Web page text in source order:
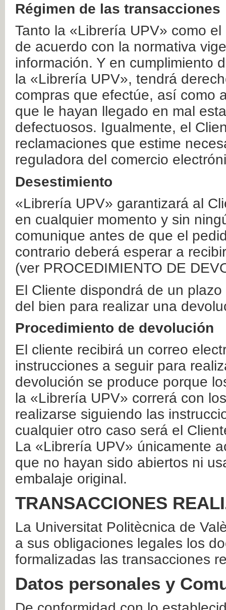
Régimen de las transacciones
Tanto la «Librería UPV» como
de acuerdo con la normativa
información. Y en cumplimiento
la «Librería UPV», tendrá
compras que efectúe, así como
que le hayan llegado en mal
defectuosos. Igualmente, el
reclamaciones que estime
reguladora del comercio
Desestimiento
«Librería UPV» garantizará al
en cualquier momento y sin
comunique antes de que el
contrario deberá esperar a
(ver PROCEDIMIENTO DE
El Cliente dispondrá de un
del bien para realizar una
Procedimiento de devolución
El cliente recibirá un correo
instrucciones a seguir para
devolución se produce porque
la «Librería UPV» correrá con
realizarse siguiendo las
cualquier otro caso será el
La «Librería UPV» únicamente
que no hayan sido abiertos ni
embalaje original.
TRANSACCIONES
La Universitat Politècnica de
a sus obligaciones legales los
formalizadas las transacciones
Datos personales y